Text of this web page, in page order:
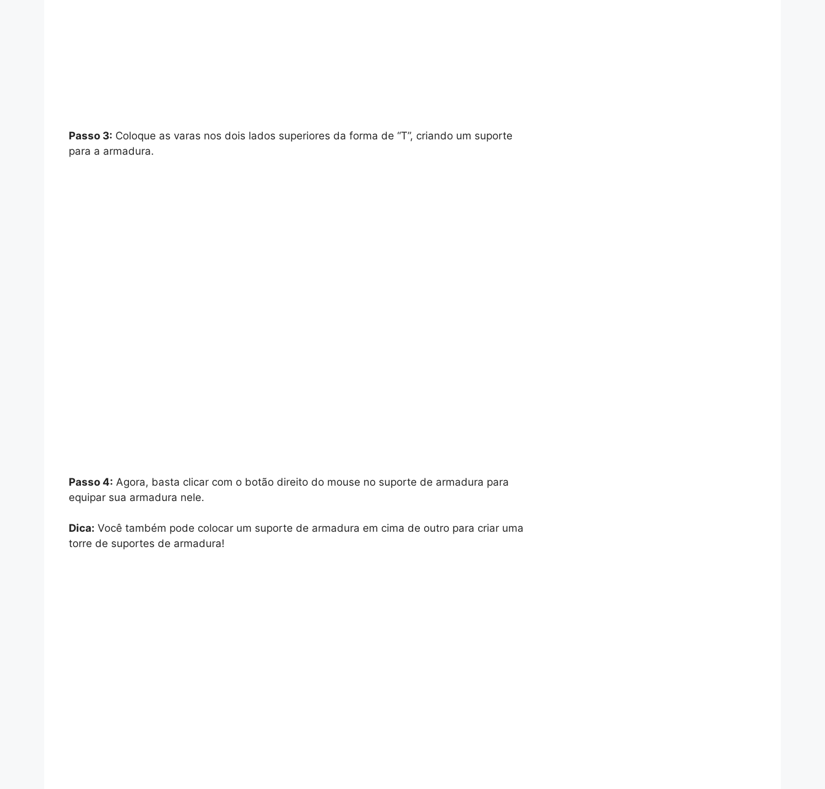
Passo 3: Coloque as varas nos dois lados superiores da forma de “T”, criando um suporte
para a armadura.
Passo 4: Agora, basta clicar com o botão direito do mouse no suporte de armadura para
equipar sua armadura nele.
Dica: Você também pode colocar um suporte de armadura em cima de outro para criar uma
torre de suportes de armadura!